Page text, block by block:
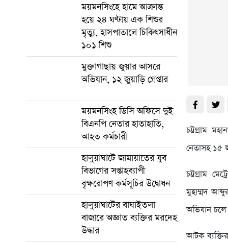
ময়মনসিংহে হামে আক্রান্ত
হয়ে ২৪ ঘণ্টায় এক শিশুর
মৃত্যু, হাসপাতালে চিকিৎসাধীন
১০১ শিশু
মুক্তাগাছায় জুয়ার আসরে
অভিযান, ১২ জুয়াড়ি গ্রেপ্তার
ময়মনসিংহ ডিসি অফিসে দুই
বিএনপি নেতার হাতাহাতি,
আহত কর্মচারী
হালুয়াঘাটে জামায়াতের যুব
বিভাগের সপ্তাহব্যাপী
বৃক্ষরোপণ কর্মসূচির উদ্বোধন
হালুয়াঘাটের বাঘাইতলা
বাজারে অজ্ঞাত ব্যক্তির মরদেহ
উদ্ধার
চট্টগ্রাম
নেতাসহ ১৫
চট্টগ্রাম
মুহাম্মদ
অভিযান
আটক